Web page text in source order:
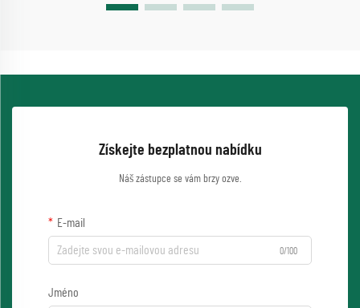
Získejte bezplatnou nabídku
Náš zástupce se vám brzy ozve.
E-mail
0/100
Jméno